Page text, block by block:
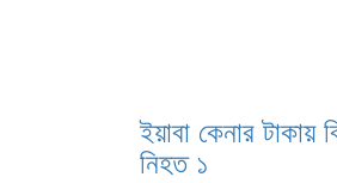
ইয়াবা কেনার টাকায়
নিহত ১